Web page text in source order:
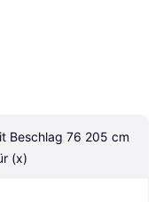
Beschlag 76 205 cm
(x)